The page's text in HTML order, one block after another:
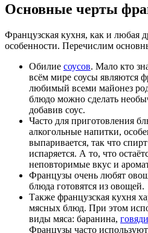
Основные черты
Французская кухня, как и любая
особенности. Перечислим
Обилие соусов. Мало кто
всём мире соусы являются
любимый всеми майонез
блюдо можно сделать
добавив соус.
Часто для приготовления
алкогольные напитки,
выпаривается, так что
испаряется. А то, что
неповторимые вкус и
Французы очень любят
блюда готовятся из овощей.
Также французская кухня
мясных блюд. При этом
виды мяса: баранина,
Французы часто